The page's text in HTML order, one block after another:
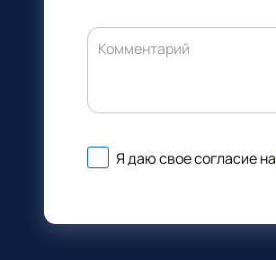
Комментарий
Я даю свое согласие на